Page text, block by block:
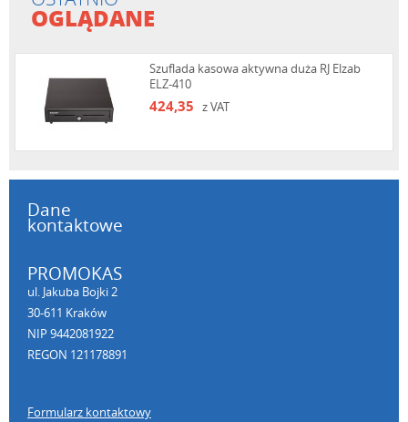
OGLĄDANE
Szuflada kasowa aktywna duża RJ Elzab
ELZ-410
424,35 z VAT
Dane
kontaktowe
PROMOKAS
ul. Jakuba Bojki 2
30-611 Kraków
NIP 9442081922
REGON 121178891
Formularz kontaktowy